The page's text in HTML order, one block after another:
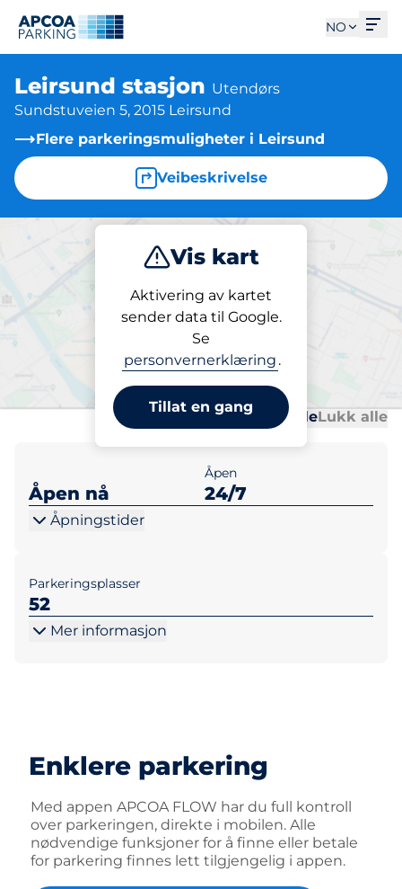
NO
Leirsund stasjon Utendørs
Sundstuveien 5, 2015 Leirsund
Flere parkeringsmuligheter i Leirsund
Veibeskrivelse
Vis kart
Aktivering av kartet
sender data til Google.
Se
personvernerklæring .
Tillat en gang
Parkering
Parkering
Leirsund stasjon
Åpne alleLukk alle
Åpen nå
Åpen
24/7
Åpningstider
Parkeringsplasser
52
Mer informasjon
Enklere parkering
Med appen APCOA FLOW har du full kontroll
over parkeringen, direkte i mobilen. Alle
nødvendige funksjoner for å finne eller betale
for parkering finnes lett tilgjengelig i appen.